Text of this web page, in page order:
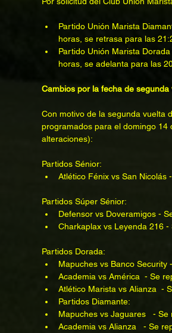
Partido Unión Marista
horas, se retrasa para las
Partido Unión Marista
horas, se adelanta para las
Cambios por la fecha de
Con motivo de la segunda vuelta
programados para el domingo
alteraciones):
Partidos Sénior:
Atlético Fénix vs San Nicolás
Partidos Súper Sénior:
Defensor vs Doveramigos -
Charkaplax vs Leyenda 216
Partidos Dorada:
Mapuches vs Banco Security
Academia vs América  - Se
Atlético Marista vs Alianza  -
Partidos Diamante:
Mapuches vs Jaguares   -
Academia vs Alianza   - Se